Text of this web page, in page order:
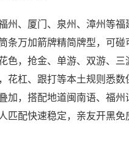
州、厦门、泉州、漳州等福
条万加箭牌精简牌型，可
，抢金、单游、双游、三
花杠、跟打等本土规则悉
加，搭配地道闽南语、福
匹配快速稳定，亲友开黑